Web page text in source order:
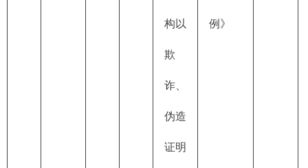
构以
欺
诈、
伪造
证明
例》